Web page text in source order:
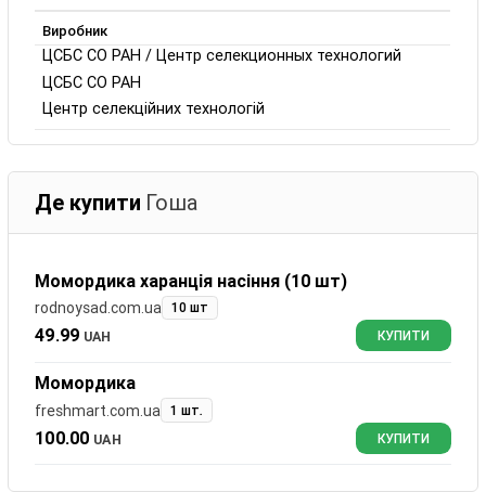
Виробник
ЦСБС СО РАН / Центр селекционных технологий
ЦСБС СО РАН
Центр селекційних технологій
Де купити Гоша
Момордика харанція насіння (10 шт)
rodnoysad.com.ua 10 шт
49.99 UAH КУПИТИ
Момордика
freshmart.com.ua 1 шт.
100.00 UAH КУПИТИ